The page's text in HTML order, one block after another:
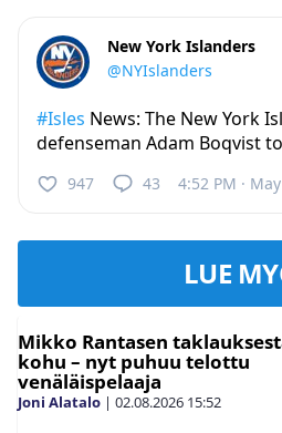
New York Islanders
@NYIslanders
#Isles News: The New York
defenseman Adam Boqvist
947 43 4:52 PM ·
LUE
Mikko Rantasen
kohu – nyt puhuu telottu
venäläispelaaja
Joni Alatalo | 02.08.2026 15:52